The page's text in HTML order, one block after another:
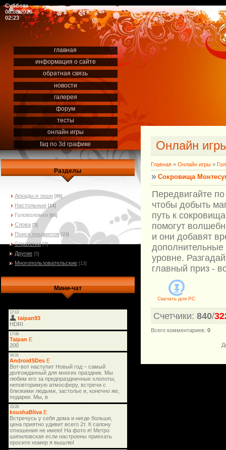
Суббота
08.08.2026
02:23
главная
информация о сайте
обратная связь
новости
галерея
форум
тесты
онлайн игры
faq по 3d графике
Разделы
Аркады и экшн [86]
Настольные [14]
Головоломки [64]
Слова [5]
Поиск предметов [23]
Стратегии [7]
Другие [5]
Многопользовательские [13]
Мини-чат
Онлайн
Главная » Онлайн игры »
Сокровища
Передвигайте
чтобы добыть
путь к
помогут
и они добавят
дополнительные
уровне.
главный приз -
Скачать для PC
Счетчики: 840/
Всего комментариев: 0